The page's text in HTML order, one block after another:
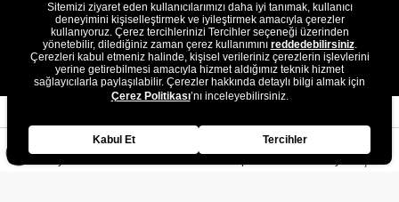
E-Posta Adresi :
musterihizmetleri@gon.com.tr
Sitemizi ziyaret eden kullanıcılarımızı daha iyi tanımak, kullanıcı
deneyimini kişiselleştirmek ve iyileştirmek amacıyla çerezler
kullanıyoruz. Çerez tercihlerinizi Tercihler seçeneği üzerinden
yönetebilir, dilediğiniz zaman çerez kullanımını reddedebilirsiniz.
Çerezleri kabul etmeniz halinde, kişisel verileriniz çerezlerin işlevlerini
yerine getirebilmesi amacıyla hizmet aldığımız teknik hizmet
sağlayıcılarla paylaşılabilir. Çerezler hakkında detaylı bilgi almak için
Çerez Politikası’nı inceleyebilirsiniz.
Kabul Et Tercihler